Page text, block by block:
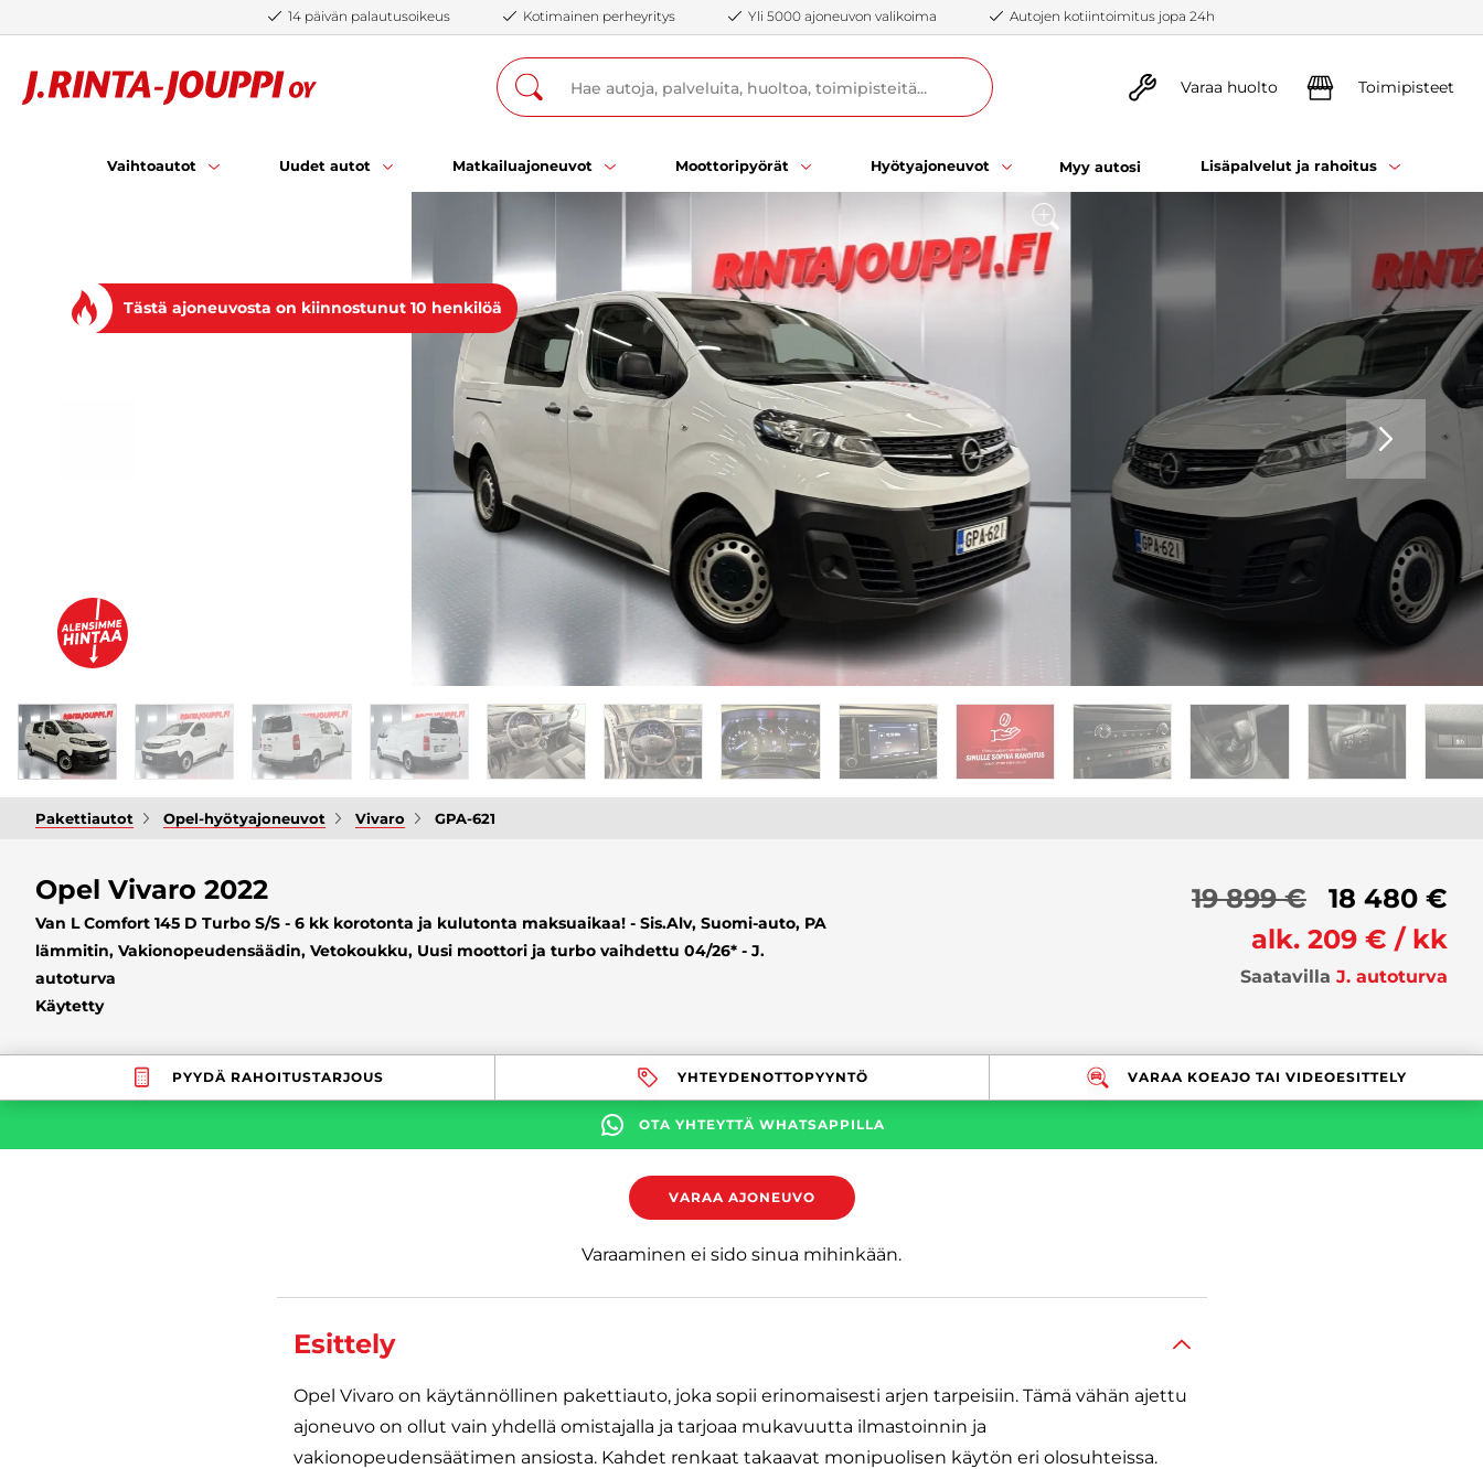
14 päivän palautusoikeus Kotimainen perheyritys Yli 5000 ajoneuvon valikoima Autojen kotiintoimitus jopa 24h
Varaa huolto Toimipisteet
Vaihtoautot Uudet autot Matkailuajoneuvot Moottoripyörät Hyötyajoneuvot Myy autosi Lisäpalvelut ja rahoitus
SEURAAVA
Tästä ajoneuvosta on kiinnostunut 10 henkilöä
Pakettiautot Opel-hyötyajoneuvot Vivaro GPA-621
Opel Vivaro 2022
Van L Comfort 145 D Turbo S/S - 6 kk korotonta ja kulutonta maksuaikaa! - Sis.Alv, Suomi-auto, PA
lämmitin, Vakionopeudensäädin, Vetokoukku, Uusi moottori ja turbo vaihdettu 04/26* - J.
autoturva
Käytetty
19 899 €
18 480 €
alk. 209 € / kk
Saatavilla J. autoturva
PYYDÄ RAHOITUSTARJOUS YHTEYDENOTTOPYYNTÖ VARAA KOEAJO TAI VIDEOESITTELY
OTA YHTEYTTÄ WHATSAPPILLA
VARAA AJONEUVO
Varaaminen ei sido sinua mihinkään.
Esittely
Opel Vivaro on käytännöllinen pakettiauto, joka sopii erinomaisesti arjen tarpeisiin. Tämä vähän ajettu
ajoneuvo on ollut vain yhdellä omistajalla ja tarjoaa mukavuutta ilmastoinnin ja
vakionopeudensäätimen ansiosta. Kahdet renkaat takaavat monipuolisen käytön eri olosuhteissa.